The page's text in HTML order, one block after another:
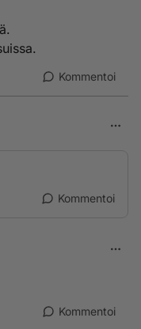
Kommentoi
Kommentoi
Kommentoi